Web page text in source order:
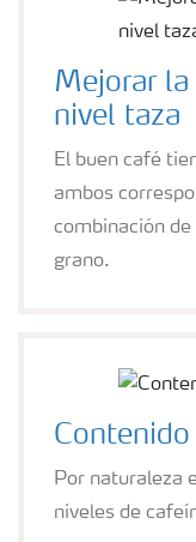
Mejorar
nivel taza
El buen café
ambos
combinación
grano.
Por naturaleza
niveles de